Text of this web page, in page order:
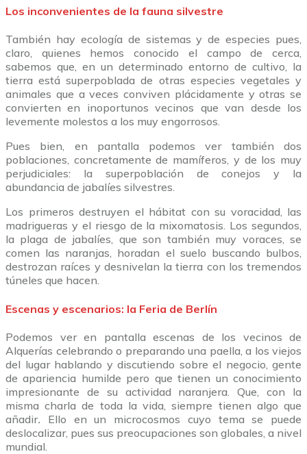
Los inconvenientes de la fauna silvestre
También hay ecología de sistemas y de especies pues,
claro, quienes hemos conocido el campo de cerca,
sabemos que, en un determinado entorno de cultivo, la
tierra está superpoblada de otras especies vegetales y
animales que a veces conviven plácidamente y otras se
convierten en inoportunos vecinos que van desde los
levemente molestos a los muy engorrosos.
Pues bien, en pantalla podemos ver también dos
poblaciones, concretamente de mamíferos, y de los muy
perjudiciales: la superpoblación de conejos y la
abundancia de jabalíes silvestres.
Los primeros destruyen el hábitat con su voracidad, las
madrigueras y el riesgo de la mixomatosis. Los segundos,
la plaga de jabalíes, que son también muy voraces, se
comen las naranjas, horadan el suelo buscando bulbos,
destrozan raíces y desnivelan la tierra con los tremendos
túneles que hacen.
Escenas y escenarios: la Feria de Berlín
Podemos ver en pantalla escenas de los vecinos de
Alquerías celebrando o preparando una paella, a los viejos
del lugar hablando y discutiendo sobre el negocio, gente
de apariencia humilde pero que tienen un conocimiento
impresionante de su actividad naranjera. Que, con la
misma charla de toda la vida, siempre tienen algo que
añadir. Ello en un microcosmos cuyo tema se puede
deslocalizar, pues sus preocupaciones son globales, a nivel
mundial.